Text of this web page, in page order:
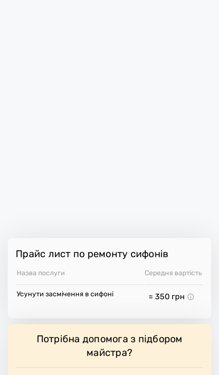
Прайс лист по ремонту сифонів
Назва послуги Середня вартість
Усунути засмічення в сифоні ≈ 350 грн
Потрібна допомога з підбором
майстра?